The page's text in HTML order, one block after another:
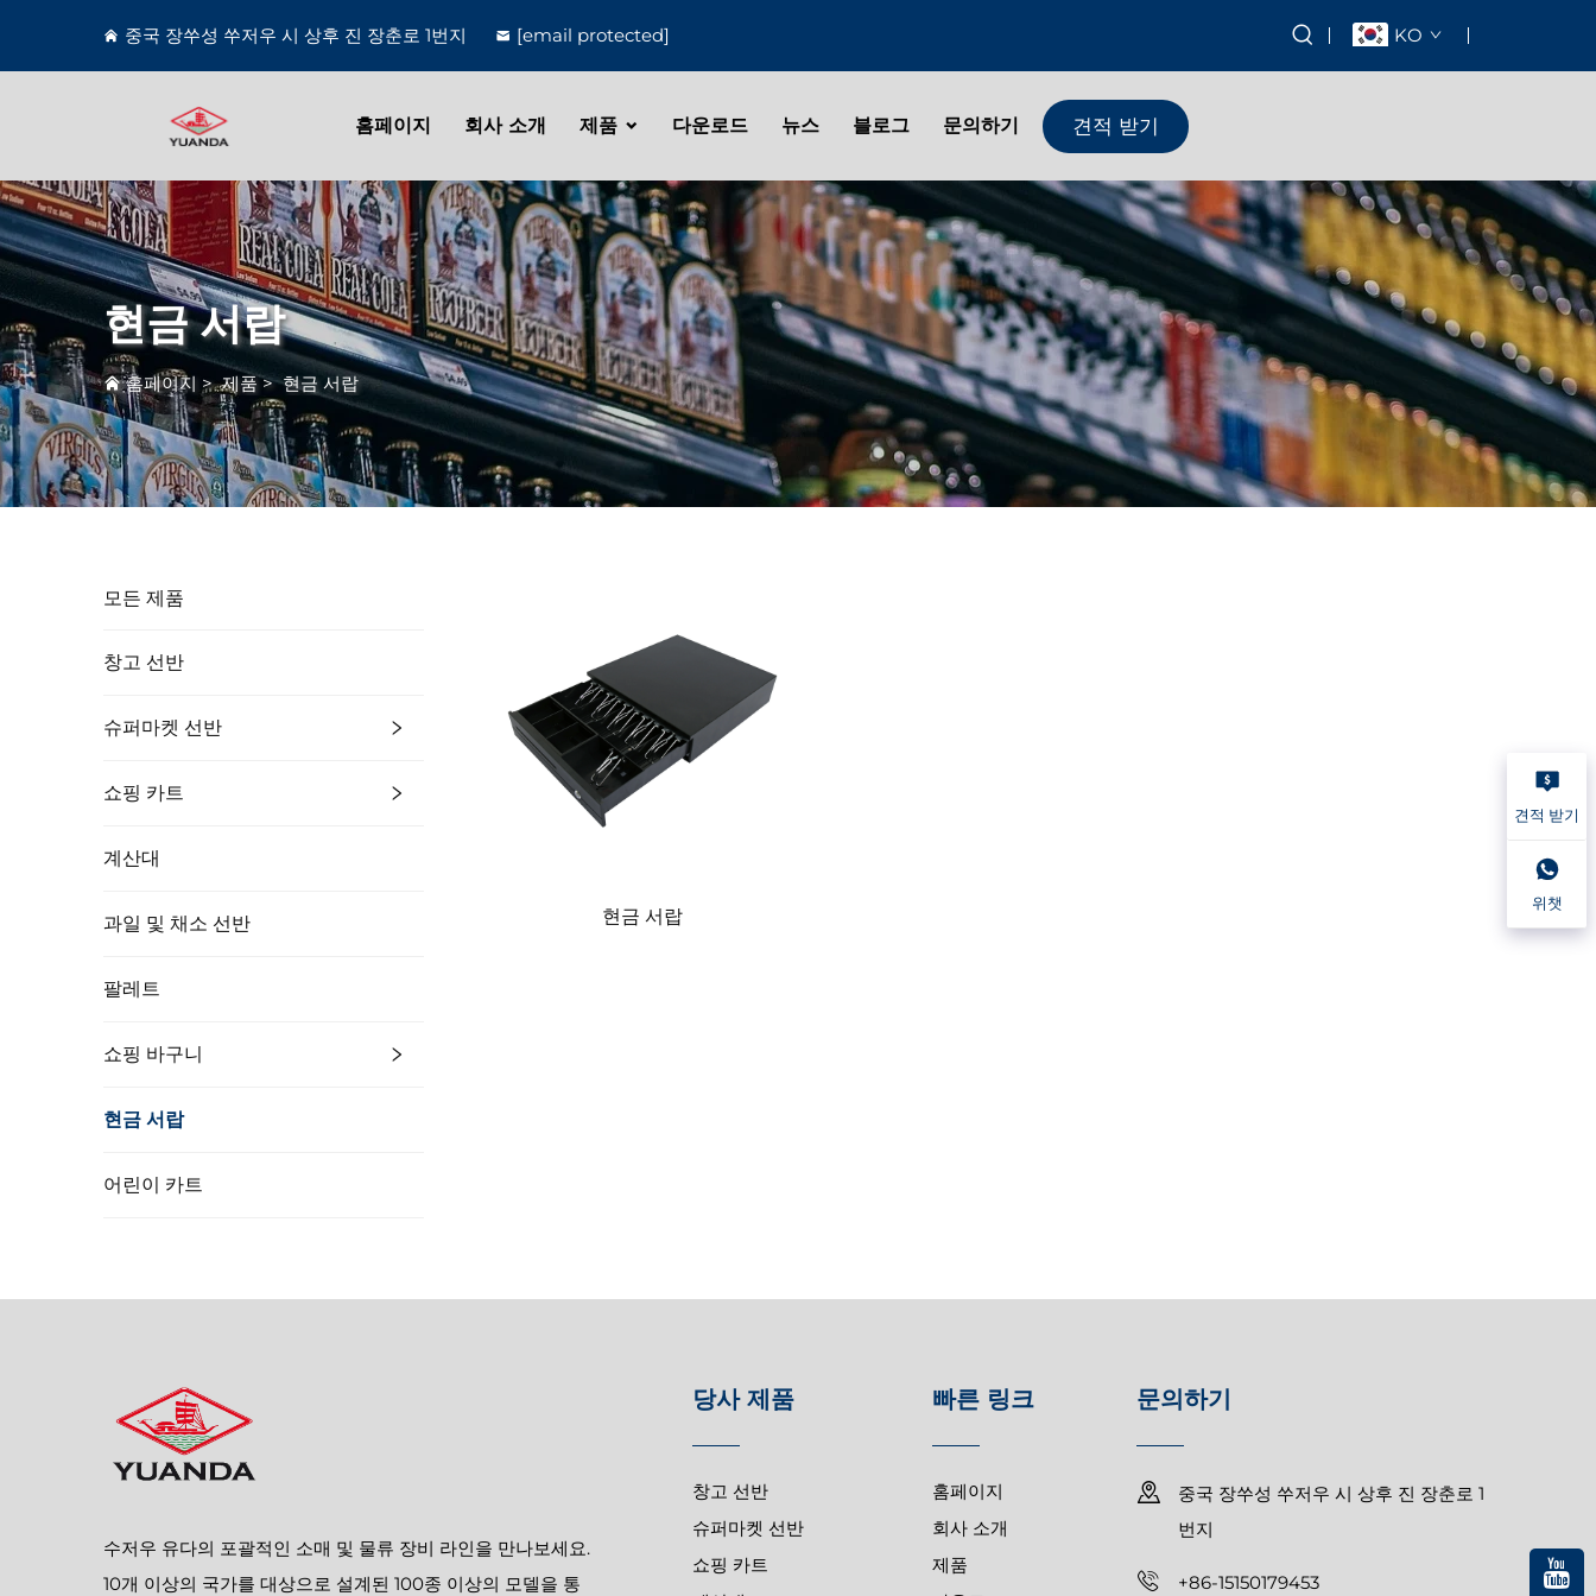
중국 장쑤성 쑤저우 시 상후 진 장춘로 1번지 [email protected] KO
홈페이지 회사 소개 제품 다운로드 뉴스 블로그 문의하기 견적 받기
현금 서랍
홈페이지 >제품>현금 서랍
모든 제품
창고 선반
슈퍼마켓 선반
쇼핑 카트
계산대
과일 및 채소 선반
팔레트
쇼핑 바구니
현금 서랍
어린이 카트
현금 서랍
견적 받기
위챗
수저우 유다의 포괄적인 소매 및 물류 장비 라인을 만나보세요.
10개 이상의 국가를 대상으로 설계된 100종 이상의 모델을 통
당사 제품
창고 선반
슈퍼마켓 선반
쇼핑 카트
빠른 링크
홈페이지
회사 소개
제품
문의하기
중국 장쑤성 쑤저우 시 상후 진 장춘로 1
번지
+86-15150179453